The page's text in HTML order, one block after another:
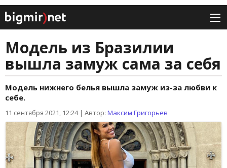
Модель из Бразилии
вышла замуж сама за себя
Модель нижнего белья вышла замуж из-за любви к
себе.
11 сентября 2021, 12:24| Автор: Максим Григорьев